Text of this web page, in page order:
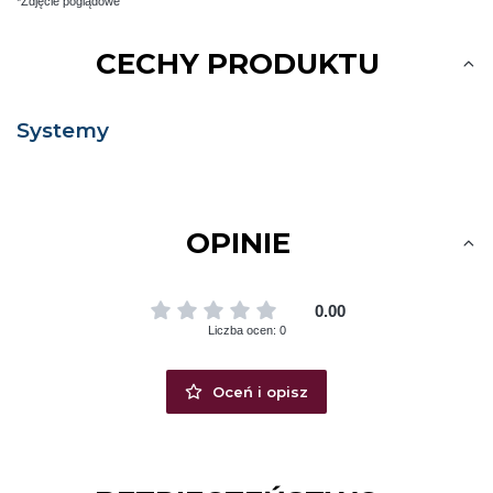
CECHY PRODUKTU
Systemy
OPINIE
0.00
Liczba ocen: 0
Oceń i opisz